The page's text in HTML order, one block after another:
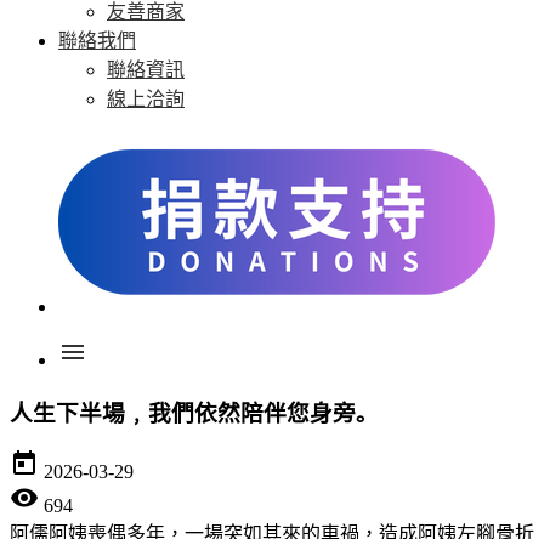
友善商家
聯絡我們
聯絡資訊
線上洽詢
menu
人生下半場﹐我們依然陪伴您身旁｡
today 2026-03-29
visibility 694
阿儒阿姨喪偶多年，一場突如其來的車禍，造成阿姨左腳骨折